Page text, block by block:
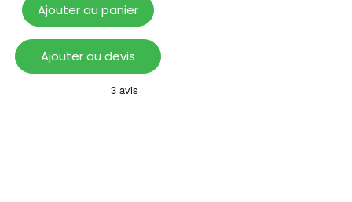
Ajouter au panier
Ajouter au devis